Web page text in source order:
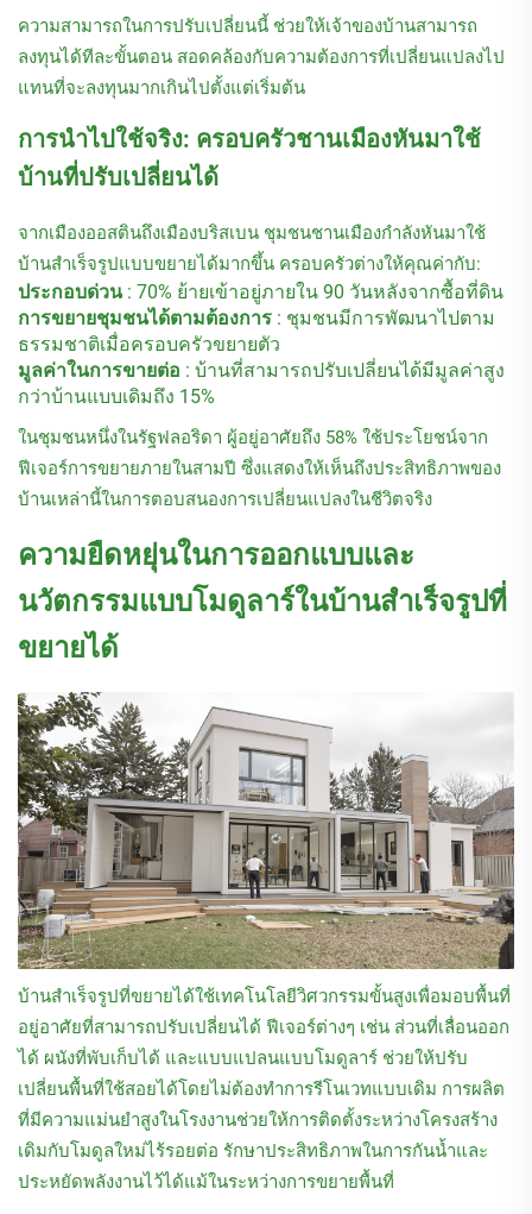
ความสามารถในการปรับเปลี่ยนนี้ ช่วยให้เจ้าของบ้านสามารถ
ลงทุนได้ทีละขั้นตอน สอดคล้องกับความต้องการที่เปลี่ยนแปลงไป
แทนที่จะลงทุนมากเกินไปตั้งแต่เริ่มต้น
การนำไปใช้จริง: ครอบครัวชานเมืองหันมาใช้
บ้านที่ปรับเปลี่ยนได้
จากเมืองออสตินถึงเมืองบริสเบน ชุมชนชานเมืองกำลังหันมาใช้
บ้านสำเร็จรูปแบบขยายได้มากขึ้น ครอบครัวต่างให้คุณค่ากับ:
ประกอบด่วน : 70% ย้ายเข้าอยู่ภายใน 90 วันหลังจากซื้อที่ดิน
การขยายชุมชนได้ตามต้องการ : ชุมชนมีการพัฒนาไปตาม
ธรรมชาติเมื่อครอบครัวขยายตัว
มูลค่าในการขายต่อ : บ้านที่สามารถปรับเปลี่ยนได้มีมูลค่าสูง
กว่าบ้านแบบเดิมถึง 15%
ในชุมชนหนึ่งในรัฐฟลอริดา ผู้อยู่อาศัยถึง 58% ใช้ประโยชน์จาก
ฟีเจอร์การขยายภายในสามปี ซึ่งแสดงให้เห็นถึงประสิทธิภาพของ
บ้านเหล่านี้ในการตอบสนองการเปลี่ยนแปลงในชีวิตจริง
ความยืดหยุ่นในการออกแบบและ
นวัตกรรมแบบโมดูลาร์ในบ้านสำเร็จรูปที่
ขยายได้
บ้านสำเร็จรูปที่ขยายได้ใช้เทคโนโลยีวิศวกรรมขั้นสูงเพื่อมอบพื้นที่
อยู่อาศัยที่สามารถปรับเปลี่ยนได้ ฟีเจอร์ต่างๆ เช่น ส่วนที่เลื่อนออก
ได้ ผนังที่พับเก็บได้ และแบบแปลนแบบโมดูลาร์ ช่วยให้ปรับ
เปลี่ยนพื้นที่ใช้สอยได้โดยไม่ต้องทำการรีโนเวทแบบเดิม การผลิต
ที่มีความแม่นยำสูงในโรงงานช่วยให้การติดตั้งระหว่างโครงสร้าง
เดิมกับโมดูลใหม่ไร้รอยต่อ รักษาประสิทธิภาพในการกันน้ำและ
ประหยัดพลังงานไว้ได้แม้ในระหว่างการขยายพื้นที่